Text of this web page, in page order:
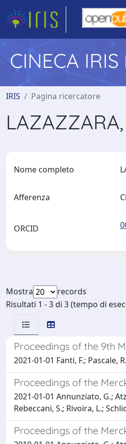
CINECA IRIS
IRIS Pagina ricercatore
Nome completo
Afferenza
ORCID
Mostra
records
Risultati 1 - 3 di 3 (tempo di
Proceedings of the 9th
2021-01-01 Fanti, F.; Pascale,
Proceedings of the
2021-01-01 Annunziato, G.;
Rebeccani, S.; Rivoira, L.;
Proceedings of the